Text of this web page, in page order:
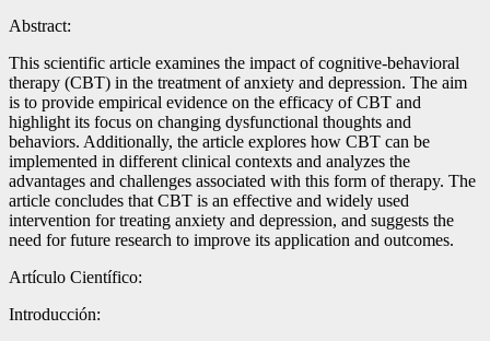
Abstract:
This scientific article examines the impact of cognitive-behavioral
therapy (CBT) in the treatment of anxiety and depression. The aim
is to provide empirical evidence on the efficacy of CBT and
highlight its focus on changing dysfunctional thoughts and
behaviors. Additionally, the article explores how CBT can be
implemented in different clinical contexts and analyzes the
advantages and challenges associated with this form of therapy. The
article concludes that CBT is an effective and widely used
intervention for treating anxiety and depression, and suggests the
need for future research to improve its application and outcomes.
Artículo Científico:
Introducción: